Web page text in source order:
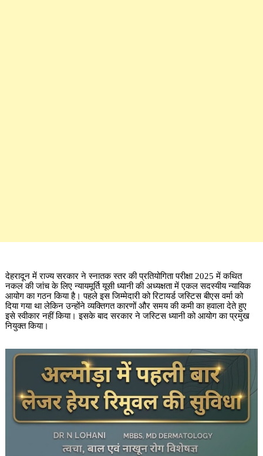
देहरादून में राज्य सरकार ने स्नातक स्तर की प्रतियोगिता परीक्षा 2025 में कथित
नकल की जांच के लिए न्यायमूर्ति यूसी ध्यानी की अध्यक्षता में एकल सदस्यीय न्यायिक
आयोग का गठन किया है। पहले इस जिम्मेदारी को रिटायर्ड जस्टिस बीएस वर्मा को
दिया गया था लेकिन उन्होंने व्यक्तिगत कारणों और समय की कमी का हवाला देते हुए
इसे स्वीकार नहीं किया। इसके बाद सरकार ने जस्टिस ध्यानी को आयोग का प्रमुख
नियुक्त किया।